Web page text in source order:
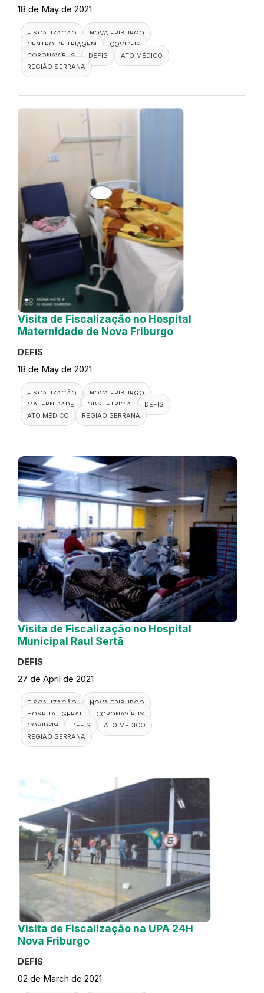
18 de May de 2021
FISCALIZAÇÃO
NOVA FRIBURGO
CENTRO DE TRIAGEM
COVID-19
CORONAVÍRUS
DEFIS
ATO MÉDICO
REGIÃO SERRANA
Visita de Fiscalização no Hospital
Maternidade de Nova Friburgo
DEFIS
18 de May de 2021
FISCALIZAÇÃO
NOVA FRIBURGO
MATERNIDADE
OBSTETRÍCIA
DEFIS
ATO MÉDICO
REGIÃO SERRANA
Visita de Fiscalização no Hospital
Municipal Raul Sertã
DEFIS
27 de April de 2021
FISCALIZAÇÃO
NOVA FRIBURGO
HOSPITAL GERAL
CORONAVÍRUS
COVID-19
DEFIS
ATO MÉDICO
REGIÃO SERRANA
Visita de Fiscalização na UPA 24H
Nova Friburgo
DEFIS
02 de March de 2021